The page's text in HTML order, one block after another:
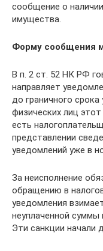
сообщение о
имущества.
Форму сообщения
В п. 2 ст. 52 НК РФ
направляет
до граничного
физических лиц
есть
представлении
уведомлений уже в
За неисполнение
обращению в
уведомления
неуплаченной суммы
Эти санкции начали